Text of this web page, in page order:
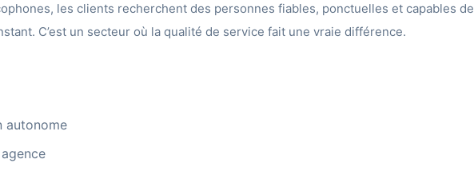
les clients recherchent des personnes fiables, ponctuelles et capables de
C’est un secteur où la qualité de service fait une vraie différence.
autonome